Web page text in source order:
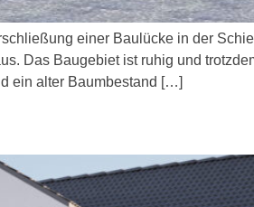
einer Baulücke in der
Das Baugebiet ist ruhig und
ein alter Baumbestand […]